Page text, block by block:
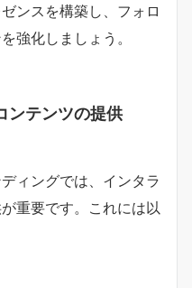
ンスを構築し、フォロ
強化しましょう。
ンテンツの提供
ィングでは、インタラ
重要です。これには以